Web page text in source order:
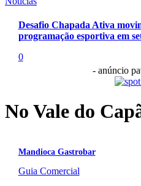
Desafio Chapada Ativa
programação esportiva em
0
- anúncio
No Vale do
Mandioca Gastrobar
Guia Comercial